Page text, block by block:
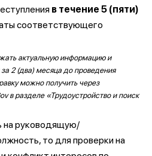
в течение 5 (пяти)
соответствующего
актуальную информацию и
2 (два) месяца до проведения
можно получить через
в разделе «Трудоустройство и поиск
на руководящую/
то для проверки на